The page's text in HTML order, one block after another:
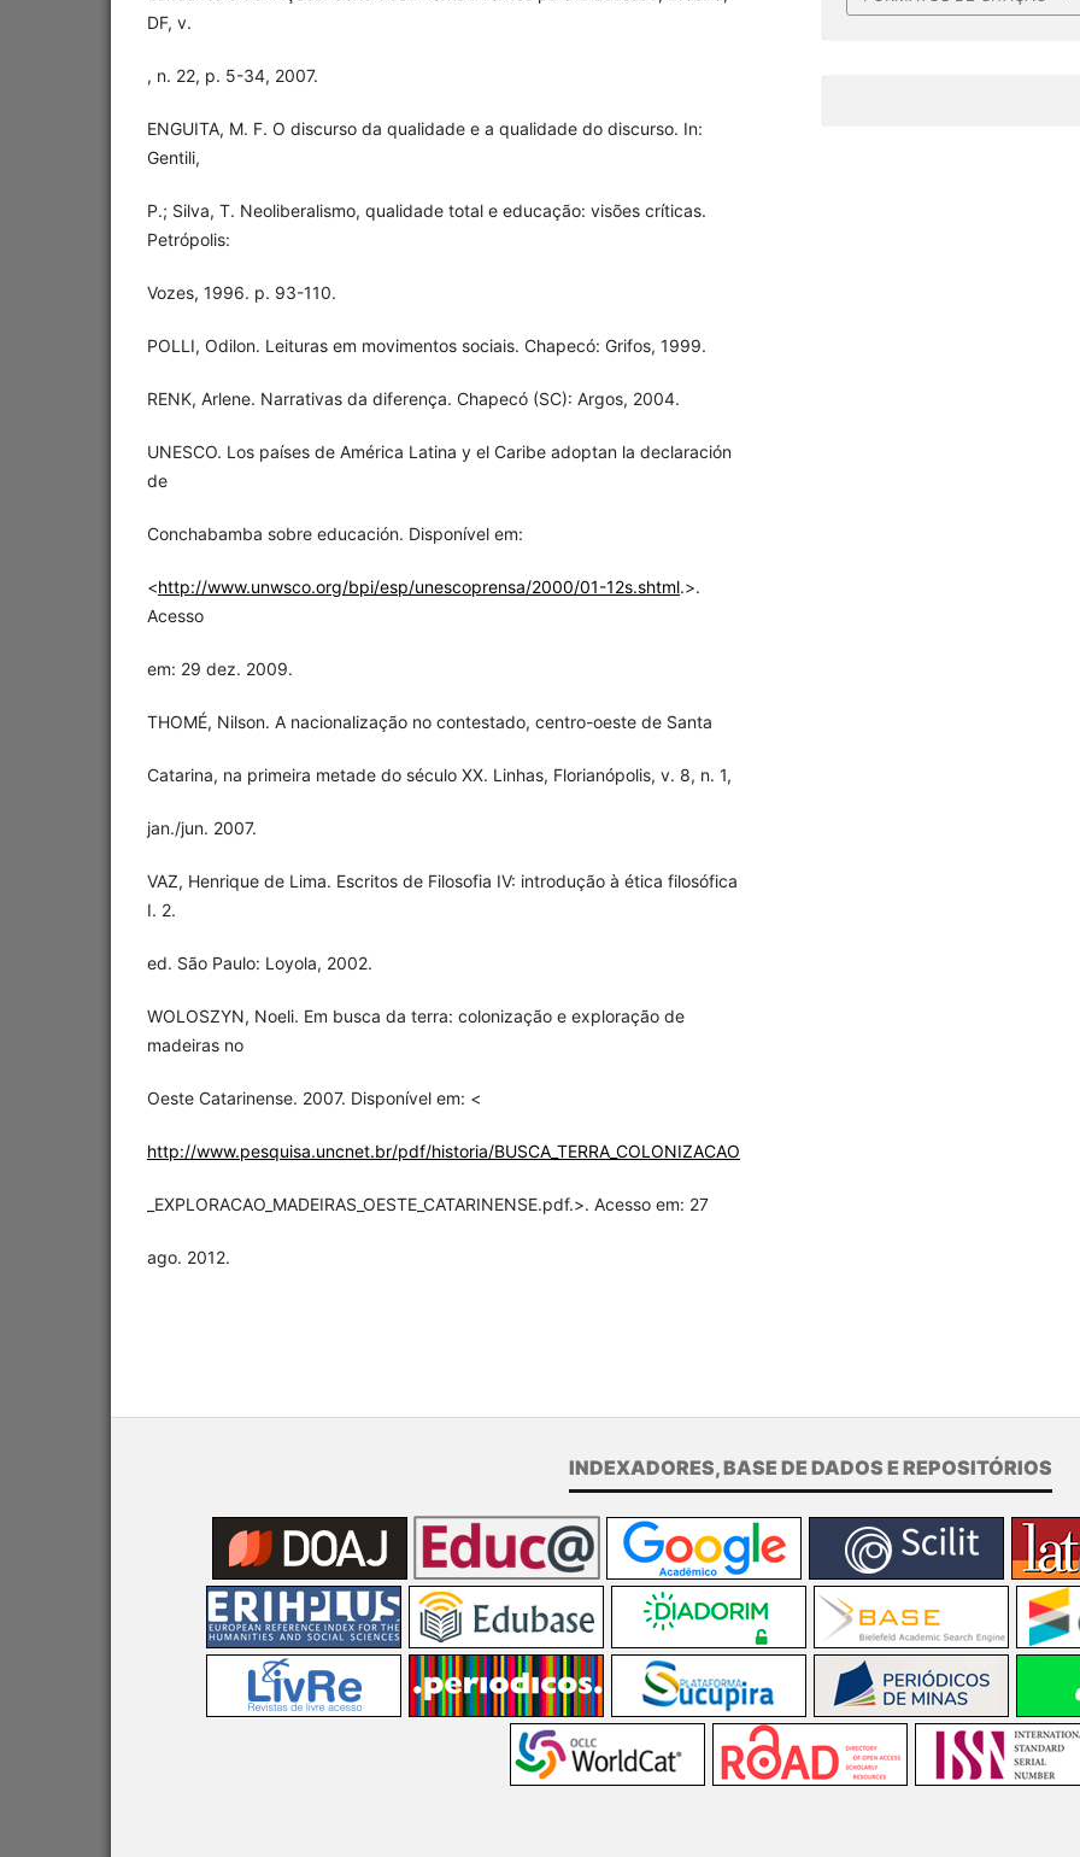
DF, v.
, n. 22, p. 5-34, 2007.
ENGUITA, M. F. O discurso da qualidade e a qualidade do discurso. In:
Gentili,
P.; Silva, T. Neoliberalismo, qualidade total e educação: visões críticas.
Petrópolis:
Vozes, 1996. p. 93-110.
POLLI, Odilon. Leituras em movimentos sociais. Chapecó: Grifos, 1999.
RENK, Arlene. Narrativas da diferença. Chapecó (SC): Argos, 2004.
UNESCO. Los países de América Latina y el Caribe adoptan la declaración
de
Conchabamba sobre educación. Disponível em:
<http://www.unwsco.org/bpi/esp/unescoprensa/2000/01-12s.shtml.>.
Acesso
em: 29 dez. 2009.
THOMÉ, Nilson. A nacionalização no contestado, centro-oeste de Santa
Catarina, na primeira metade do século XX. Linhas, Florianópolis, v. 8, n. 1,
jan./jun. 2007.
VAZ, Henrique de Lima. Escritos de Filosofia IV: introdução à ética filosófica
I. 2.
ed. São Paulo: Loyola, 2002.
WOLOSZYN, Noeli. Em busca da terra: colonização e exploração de
madeiras no
Oeste Catarinense. 2007. Disponível em: <
http://www.pesquisa.uncnet.br/pdf/historia/BUSCA_TERRA_COLONIZACAO
_EXPLORACAO_MADEIRAS_OESTE_CATARINENSE.pdf.>. Acesso em: 27
ago. 2012.
INDEXADORES, BASE DE DADOS E REPOSITÓRIOS